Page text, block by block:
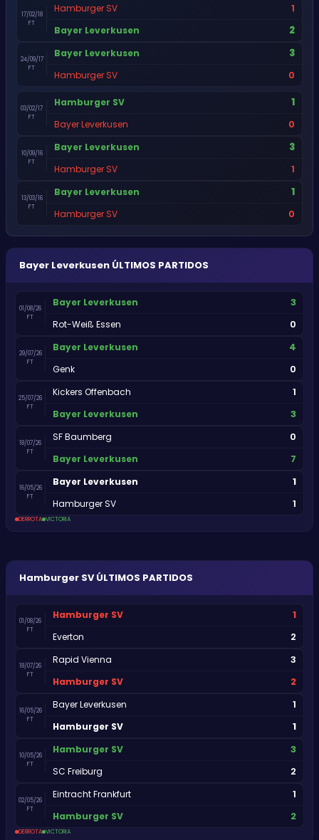
17/02/18
FT
Hamburger SV 1
Bayer Leverkusen 2
24/09/17
FT
Bayer Leverkusen 3
Hamburger SV 0
03/02/17
FT
Hamburger SV 1
Bayer Leverkusen 0
10/09/16
FT
Bayer Leverkusen 3
Hamburger SV 1
13/03/16
FT
Bayer Leverkusen 1
Hamburger SV 0
Bayer Leverkusen ÚLTIMOS PARTIDOS
01/08/26
FT
Bayer Leverkusen 3
Rot-Weiß Essen 0
29/07/26
FT
Bayer Leverkusen 4
Genk 0
25/07/26
FT
Kickers Offenbach 1
Bayer Leverkusen 3
18/07/26
FT
SF Baumberg 0
Bayer Leverkusen 7
16/05/26
FT
Bayer Leverkusen 1
Hamburger SV 1
DERROTA VICTORIA
Hamburger SV ÚLTIMOS PARTIDOS
01/08/26
FT
Hamburger SV 1
Everton 2
18/07/26
FT
Rapid Vienna 3
Hamburger SV 2
16/05/26
FT
Bayer Leverkusen 1
Hamburger SV 1
10/05/26
FT
Hamburger SV 3
SC Freiburg 2
02/05/26
FT
Eintracht Frankfurt 1
Hamburger SV 2
DERROTA VICTORIA